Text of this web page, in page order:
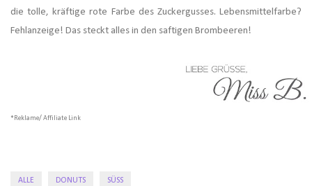
die tolle, kräftige rote Farbe des Zuckergusses. Lebensmittelfarbe?
Fehlanzeige! Das steckt alles in den saftigen Brombeeren!
*Reklame/ Affiliate Link
ALLE DONUTS SÜSS